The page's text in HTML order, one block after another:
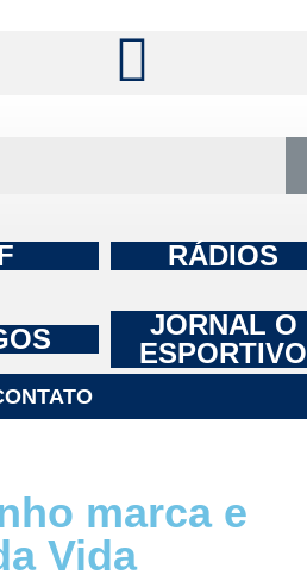
RÁDIOS
JORNAL O
ESPORTIVO
marca e
Vida